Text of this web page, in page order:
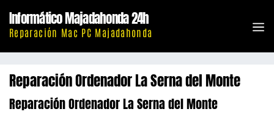
contenido
Informático Majadahonda 24h
Reparación Mac PC Majadahonda
Reparación Ordenador La Serna del Monte
Reparación Ordenador La Serna del Monte